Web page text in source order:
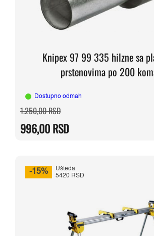
Knipex 97 99 335 hilzne sa
prstenovima po 200
Dostupno odmah
1.250,00RSDOriginalna
cena
bila:
1.250,00 RSD.
996,00RSD
Trenutna
cena
996,00 RSD.
-15%
Ušteda
5420 RSD